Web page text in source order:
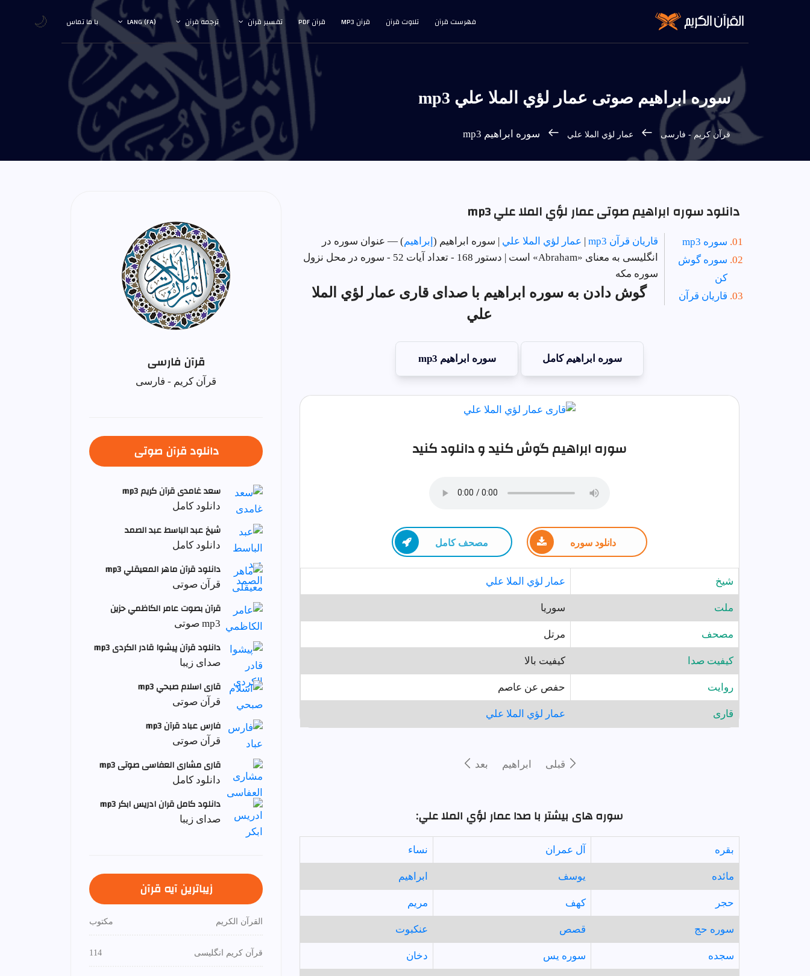
فهرست قرآن تلاوت قرآن قرآن MP3 قرآن PDF تفسیر قرآن ترجمه قرآن LANG (FA) با ما تماس
سوره ابراهيم صوتی عمار لؤي الملا علي mp3
قرآن كريم - فارسى عمار لؤي الملا علي سوره ابراهيم mp3
دانلود سوره ابراهيم صوتی عمار لؤي الملا علي mp3
سوره mp3
سوره گوش
کن
قاریان قرآن
قاریان قرآن mp3 | عمار لؤي الملا علي | سوره ابراهيم ( إبراهيم) — عنوان سوره در
انگلیسی به معنای «Abraham» است | دستور 168 - تعداد آیات 52 - سوره در
محل نزول
سوره مکه
گوش دادن به سوره ابراهيم با صدای قاری عمار لؤي الملا
علي
سوره ابراهيم کامل سوره ابراهيم mp3
سوره ابراهيم گوش کنید و دانلود کنید
دانلود سوره مصحف كامل
شيخ عمار لؤي الملا علي
ملت سوريا
مصحف مرتل
کیفیت صدا کیفیت بالا
روايت حفص عن عاصم
قارى عمار لؤي الملا علي
قبلى ابراهيم بعد
سوره های بیشتر با صدا عمار لؤي الملا علي:
بقره آل عمران نساء
مائده يوسف ابراهيم
حجر كهف مريم
سوره حج قصص عنكبوت
سجده سوره يس دخان
قرآن فارسی
قرآن کریم - فارسی
دانلود قرآن صوتی
سعد غامدی قرآن کریم mp3
دانلود کامل
شيخ عبد الباسط عبد الصمد
دانلود کامل
دانلود قرآن ماهر المعيقلي mp3
قرآن صوتی
قرآن بصوت عامر الكاظمي حزين
mp3 صوتی
دانلود قرآن پیشوا قادر الکردی mp3
صدای زیبا
قاری اسلام صبحي mp3
قرآن صوتی
فارس عباد قرآن mp3
قرآن صوتی
قاری مشاری العفاسی صوتی mp3
دانلود کامل
دانلود کامل قران ادریس ابکر mp3
صدای زیبا
زیباترین آیه قرآن
القرآن الكريم مكتوب
قرآن کریم انگلیسی 114
🌙